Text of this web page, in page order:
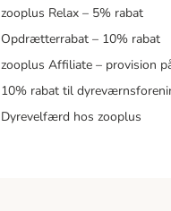
zooplus Relax – 5% rabat
Opdrætterrabat – 10% rabat
zooplus Affiliate – provision
10% rabat til
Dyrevelfærd hos zooplus